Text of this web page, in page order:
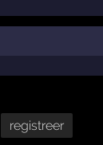
registreer